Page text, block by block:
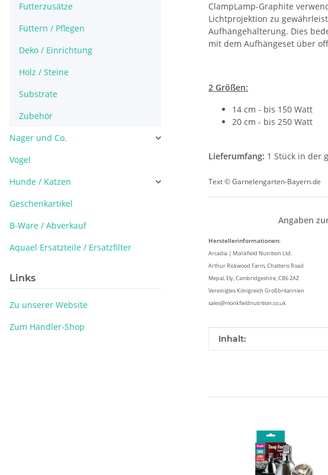
ClampLamp-Graphite
Lichtprojektion zu
Aufhängehalterung. Dies
mit dem Aufhängeset über
2 Größen:
14 cm - bis 150 Watt
20 cm - bis 250 Watt
Lieferumfang: 1 Stück in der
Text © Garnelengarten-Bayern.de
Angaben
Herstellerinformationen:
Arcadia | Monkfield Nutrition Ltd.
Arthur Rickwood Farm, Chatteris Road
Mepal, Ely, Cambridgeshire, CB6 2AZ
Vereinigtes Königreich Großbritannien
sales@monkfieldnutrition.co.uk
Produkteigenschaft
Wert
Inhalt:
Futterzusätze
Füttern / Pflegen
Deko / Einrichtung
Holz / Steine
Substrate
Zubehör
Nager und Co.
Vögel
Hunde / Katzen
Geschenkartikel
B-Ware / Abverkauf
Aquael Ersatzteile / Ersatzfilter
Links
Zu unserer Website
Zum Händler-Shop